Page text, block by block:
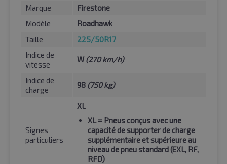
Marque
Firestone
Modèle
Roadhawk
Taille
225/50R17
Indice de
vitesse
W (270 km/h)
Indice de
charge
98 (750 kg)
Signes
particuliers
XL
XL= Pneus conçus avec une
capacité de supporter de charge
supplémentaire et supérieure au
niveau de pneu standard (EXL, RF,
RFD)